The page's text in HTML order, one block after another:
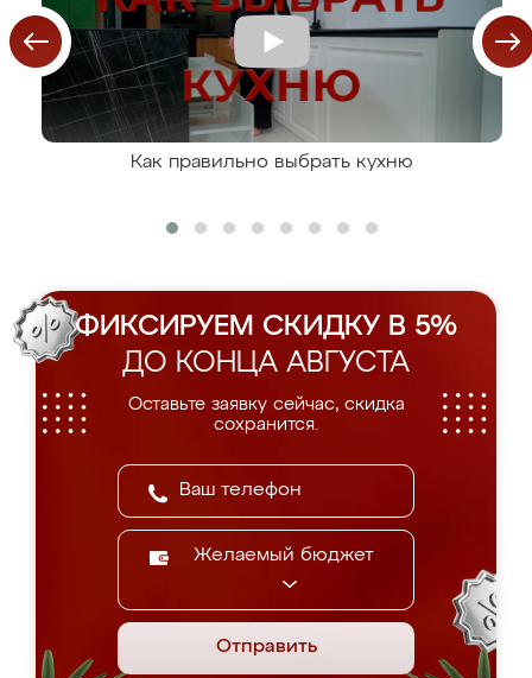
Как правильно выбрать кухню
ФИКСИРУЕМ СКИДКУ В 5%
ДО КОНЦА АВГУСТА
Оставьте заявку сейчас, скидка
сохранится.
Желаемый бюджет
Отправить